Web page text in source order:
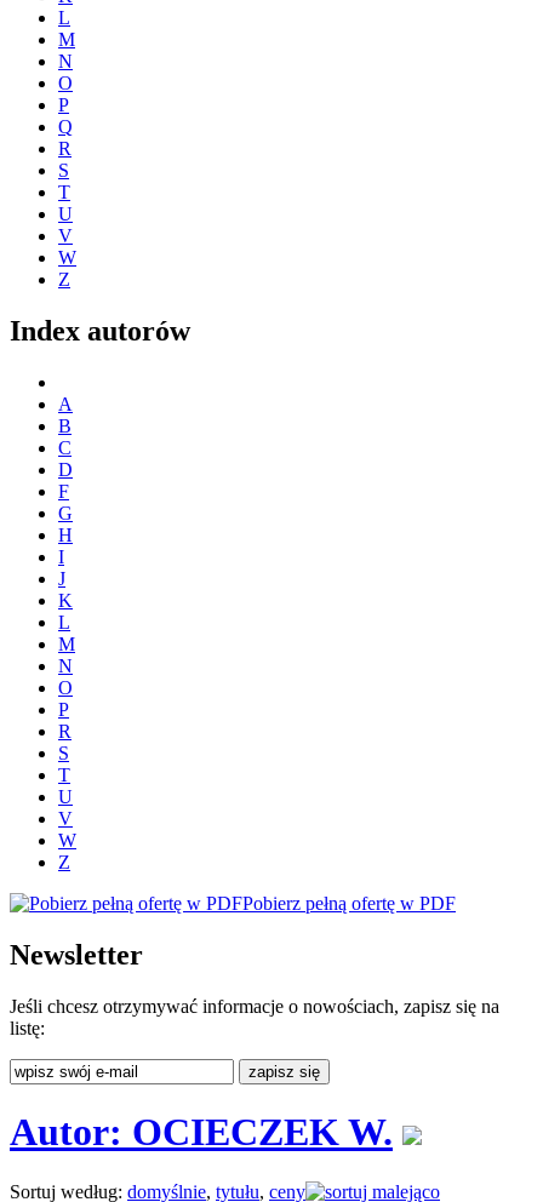
L
M
N
O
P
Q
R
S
T
U
V
W
Z
Index autorów
A
B
C
D
F
G
H
I
J
K
L
M
N
O
P
R
S
T
U
V
W
Z
Pobierz pełną ofertę w PDF
Newsletter
Jeśli chcesz otrzymywać informacje o nowościach, zapisz się na
listę:
Autor: OCIECZEK W.
Sortuj według: domyślnie, tytułu, ceny